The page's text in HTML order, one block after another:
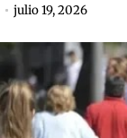
julio 19, 2026